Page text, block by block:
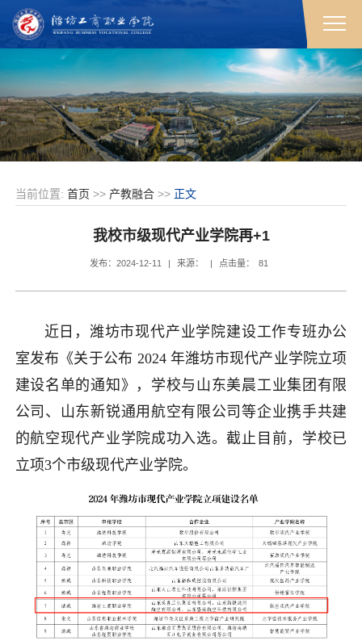
当前位置: 首页 >> 产教融合>> 正文
我校市级现代产业学院再+1
发布：2024-12-11 | 来源： | 点击量： 81
近日，潍坊市现代产业学院建设工作专班办公
室发布《关于公布 2024 年潍坊市现代产业学院立项
建设名单的通知》，学校与山东美晨工业集团有限
公司、山东新锐通用航空有限公司等企业携手共建
的航空现代产业学院成功入选。截止目前，学校已
立项3个市级现代产业学院。